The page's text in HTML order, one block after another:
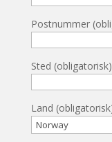
Postnummer
Sted
Land